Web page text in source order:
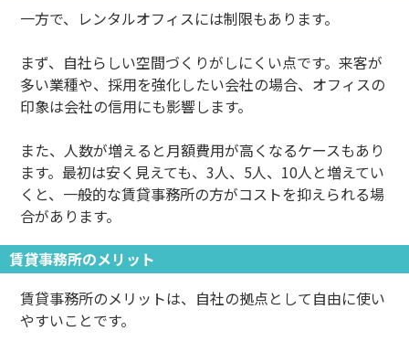
一方で、レンタルオフィスには制限もあります。
まず、自社らしい空間づくりがしにくい点です。来客が
多い業種や、採用を強化したい会社の場合、オフィスの
印象は会社の信用にも影響します。
また、人数が増えると月額費用が高くなるケースもあり
ます。最初は安く見えても、3人、5人、10人と増えてい
くと、一般的な賃貸事務所の方がコストを抑えられる場
合があります。
賃貸事務所のメリット
賃貸事務所のメリットは、自社の拠点として自由に使い
やすいことです。